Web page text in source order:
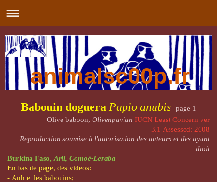
animalsc00p.fr
Babouin doguera Papio anubis
page 1
Olive baboon, Olivenpavian IUCN Least Concern ver
3.1 Assessed: 2008
Reproduction soumise à l'autorisation des auteurs et des ayant
droit
Burkina Faso, Arli, Comoé-Leraba
En bas de page, des videos:
- Anh et les babouins;